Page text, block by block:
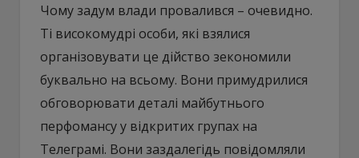
Чому задум влади провалився – очевидно.
Ті високомудрі особи, які взялися
організовувати це дійство зекономили
буквально на всьому. Вони примудрилися
обговорювати деталі майбутнього
перфомансу у відкритих групах на
Телеграмі. Вони заздалегідь повідомляли